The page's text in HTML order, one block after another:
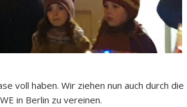
voll haben. Wir ziehen nun auch durch die
in Berlin zu vereinen.